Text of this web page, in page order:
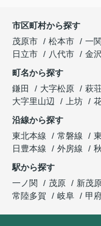
市区町村から探す
茂原市
松本市 一
日立市
八代市 金
町名から探す
鎌田
大字松原 萩
大字里山辺
上坊
沿線から探す
東北本線
常磐線
日豊本線
外房線
駅から探す
一ノ関
茂原 新茂
常陸多賀
岐阜 甲